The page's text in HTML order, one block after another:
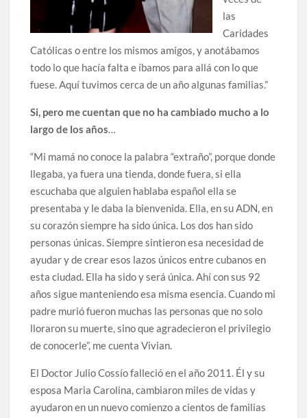
las
Caridades
Católicas o entre los mismos amigos, y anotábamos
todo lo que hacía falta e íbamos para allá con lo que
fuese. Aquí tuvimos cerca de un año algunas familias.”
Si, pero me cuentan que no ha cambiado mucho a lo
largo de los años…
“Mi mamá no conoce la palabra “extraño”, porque donde
llegaba, ya fuera una tienda, donde fuera, si ella
escuchaba que alguien hablaba español ella se
presentaba y le daba la bienvenida. Ella, en su ADN, en
su corazón siempre ha sido única. Los dos han sido
personas únicas. Siempre sintieron esa necesidad de
ayudar y de crear esos lazos únicos entre cubanos en
esta ciudad. Ella ha sido y será única. Ahí con sus 92
años sigue manteniendo esa misma esencia. Cuando mi
padre murió fueron muchas las personas que no solo
lloraron su muerte, sino que agradecieron el privilegio
de conocerle”, me cuenta Vivian.
El Doctor Julio Cossío falleció en el año 2011. Él y su
esposa Maria Carolina, cambiaron miles de vidas y
ayudaron en un nuevo comienzo a cientos de familias